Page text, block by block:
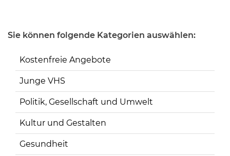
Sie können folgende Kategorien auswählen:
Kostenfreie Angebote
Junge VHS
Politik, Gesellschaft und Umwelt
Kultur und Gestalten
Gesundheit